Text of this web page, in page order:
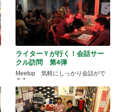
ライターＹが行く！会話サー
クル訪問 第4弾
Meetup 気軽にしっかり会話がで
きる